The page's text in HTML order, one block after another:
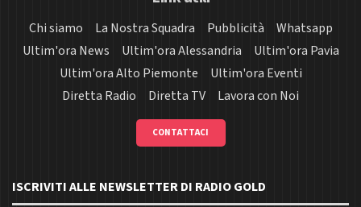
Chi siamo La Nostra Squadra Pubblicità
Whatsapp
Ultim'ora News
Ultim'ora Alessandria
Ultim'ora Pavia
Ultim'ora Alto Piemonte
Ultim'ora Eventi
Diretta Radio
Diretta TV Lavora con Noi
CONTATTACI
ISCRIVITI ALLE NEWSLETTER DI RADIO GOLD